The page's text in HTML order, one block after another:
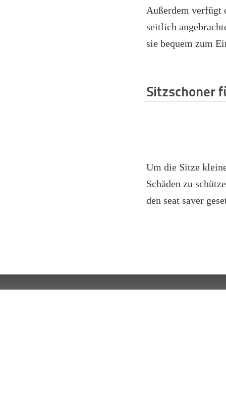
Außerdem verfügt
seitlich
sie bequem zum
Sitzschoner
Um die Sitze
Schäden zu
den seat saver